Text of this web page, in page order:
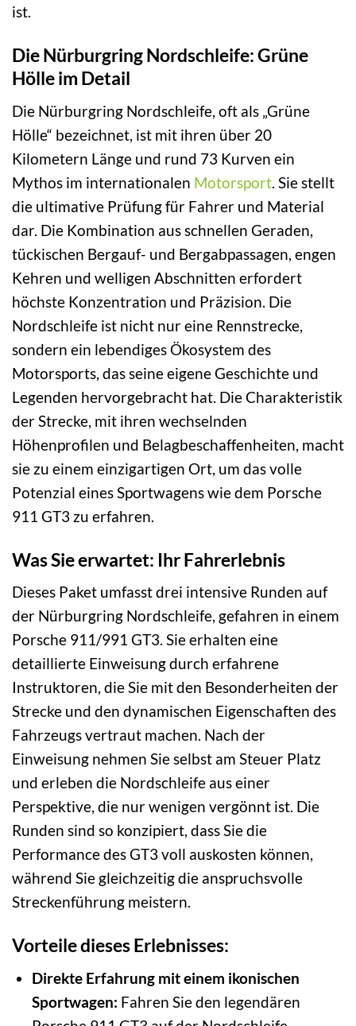
ist.
Die Nürburgring Nordschleife: Grüne
Hölle im Detail
Die Nürburgring Nordschleife, oft als „Grüne
Hölle“ bezeichnet, ist mit ihren über 20
Kilometern Länge und rund 73 Kurven ein
Mythos im internationalen Motorsport. Sie stellt
die ultimative Prüfung für Fahrer und Material
dar. Die Kombination aus schnellen Geraden,
tückischen Bergauf- und Bergabpassagen, engen
Kehren und welligen Abschnitten erfordert
höchste Konzentration und Präzision. Die
Nordschleife ist nicht nur eine Rennstrecke,
sondern ein lebendiges Ökosystem des
Motorsports, das seine eigene Geschichte und
Legenden hervorgebracht hat. Die Charakteristik
der Strecke, mit ihren wechselnden
Höhenprofilen und Belagbeschaffenheiten, macht
sie zu einem einzigartigen Ort, um das volle
Potenzial eines Sportwagens wie dem Porsche
911 GT3 zu erfahren.
Was Sie erwartet: Ihr Fahrerlebnis
Dieses Paket umfasst drei intensive Runden auf
der Nürburgring Nordschleife, gefahren in einem
Porsche 911/991 GT3. Sie erhalten eine
detaillierte Einweisung durch erfahrene
Instruktoren, die Sie mit den Besonderheiten der
Strecke und den dynamischen Eigenschaften des
Fahrzeugs vertraut machen. Nach der
Einweisung nehmen Sie selbst am Steuer Platz
und erleben die Nordschleife aus einer
Perspektive, die nur wenigen vergönnt ist. Die
Runden sind so konzipiert, dass Sie die
Performance des GT3 voll auskosten können,
während Sie gleichzeitig die anspruchsvolle
Streckenführung meistern.
Vorteile dieses Erlebnisses:
Direkte Erfahrung mit einem ikonischen
Sportwagen: Fahren Sie den legendären